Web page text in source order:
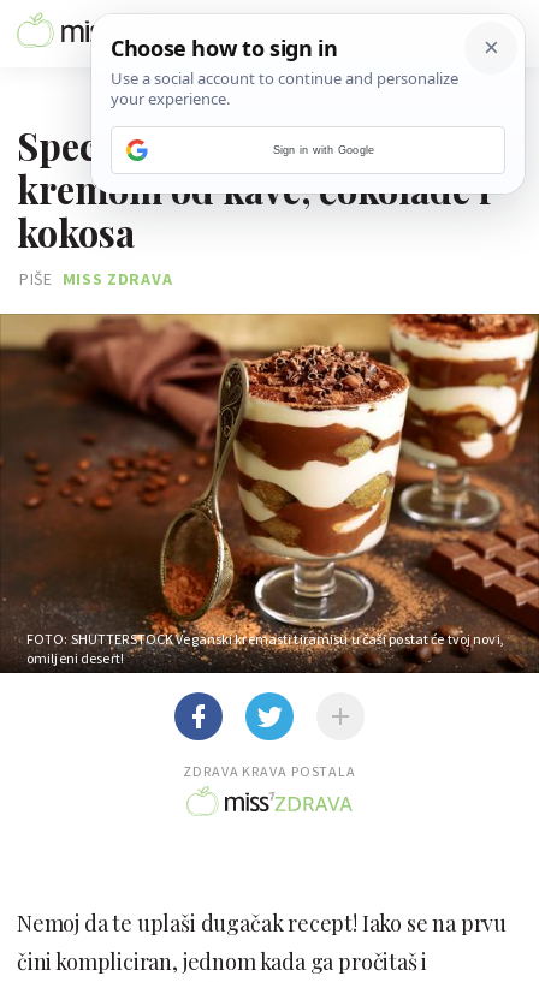
Specijalni tiramisu u čaši s
kremom od kave, čokolade i
kokosa
PIŠE MISS ZDRAVA
FOTO: SHUTTERSTOCKVeganski kremasti tiramisu u čaši postat će tvoj novi,
omiljeni desert!
ZDRAVA KRAVA POSTALA
Nemoj da te uplaši dugačak recept! Iako se na prvu
čini kompliciran, jednom kada ga pročitaš i
Sign in with Google